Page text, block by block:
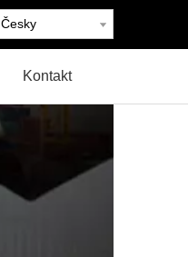
Česky
Kontakt